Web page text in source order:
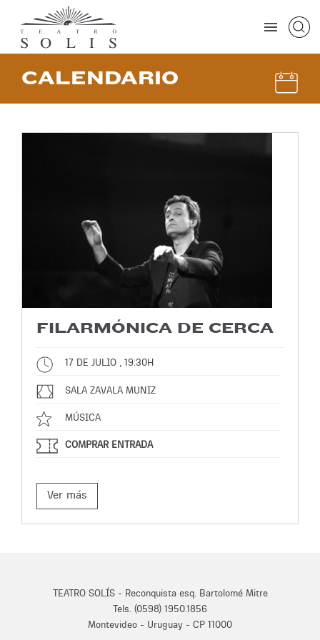
CALENDARIO
FILARMÓNICA DE CERCA
17 DE JULIO , 19:30H
SALA ZAVALA MUNIZ
MÚSICA
COMPRAR ENTRADA
Ver más
TEATRO SOLÍS - Reconquista esq. Bartolomé Mitre
Tels. (0598) 1950.1856
Montevideo - Uruguay - CP 11000